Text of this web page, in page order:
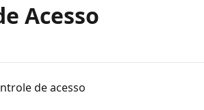
Acesso
de acesso